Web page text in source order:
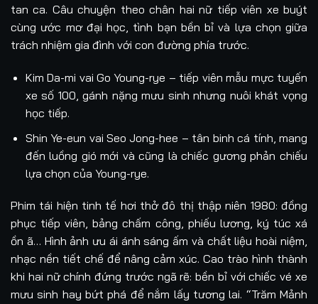
tan ca. Câu chuyện theo chân hai nữ tiếp viên xe buýt
cùng ước mơ đại học, tình bạn bền bỉ và lựa chọn giữa
trách nhiệm gia đình với con đường phía trước.
Kim Da-mi vai Go Young-rye – tiếp viên mẫu mực tuyến
xe số 100, gánh nặng mưu sinh nhưng nuôi khát vọng
học tiếp.
Shin Ye-eun vai Seo Jong-hee – tân binh cá tính, mang
đến luồng gió mới và cũng là chiếc gương phản chiếu
lựa chọn của Young-rye.
Phim tái hiện tinh tế hơi thở đô thị thập niên 1980: đồng
phục tiếp viên, bảng chấm công, phiếu lương, ký túc xá
ồn ã… Hình ảnh ưu ái ánh sáng ấm và chất liệu hoài niệm,
nhạc nền tiết chế để nâng cảm xúc. Cao trào hình thành
khi hai nữ chính đứng trước ngã rẽ: bền bỉ với chiếc vé xe
mưu sinh hay bứt phá để nắm lấy tương lai. “Trăm Mảnh